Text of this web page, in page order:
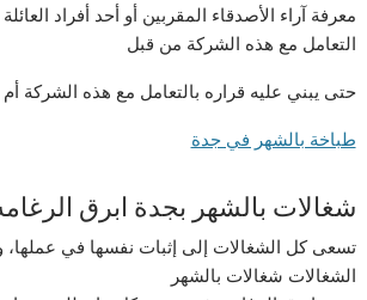
معرفة آراء الأصدقاء المقربين أو أحد أفراد
التعامل مع هذه الشركة من قبل
حتى يبني عليه قراره بالتعامل مع هذه الشركة أم
طباخة بالشهر في جدة
شغالات بالشهر بجدة ابرق
تسعى كل الشغالات إلى إثبات نفسها في
الشغالات شغالات بالشهر